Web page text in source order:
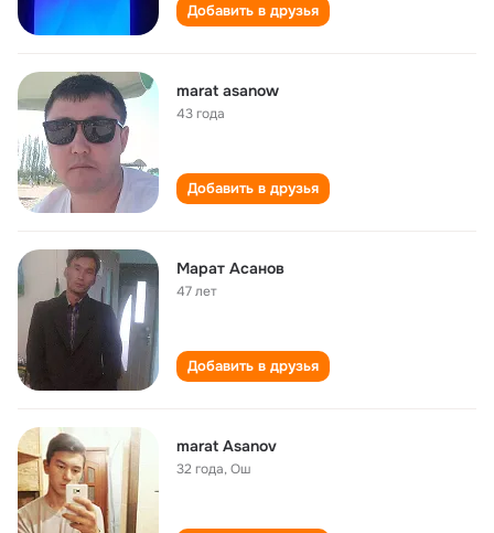
Добавить в друзья
marat asanow
43 года
Добавить в друзья
Марат Асанов
47 лет
Добавить в друзья
marat Asanov
32 года,Ош